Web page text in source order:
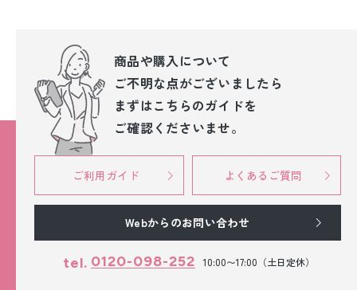
商品や購入について
ご不明な点がございましたら
まずはこちらのガイドを
ご確認くださいませ。
ご利用ガイド よくあるご質問
Webからのお問い合わせ
tel. 0120-098-252 10:00〜17:00（土日定休）